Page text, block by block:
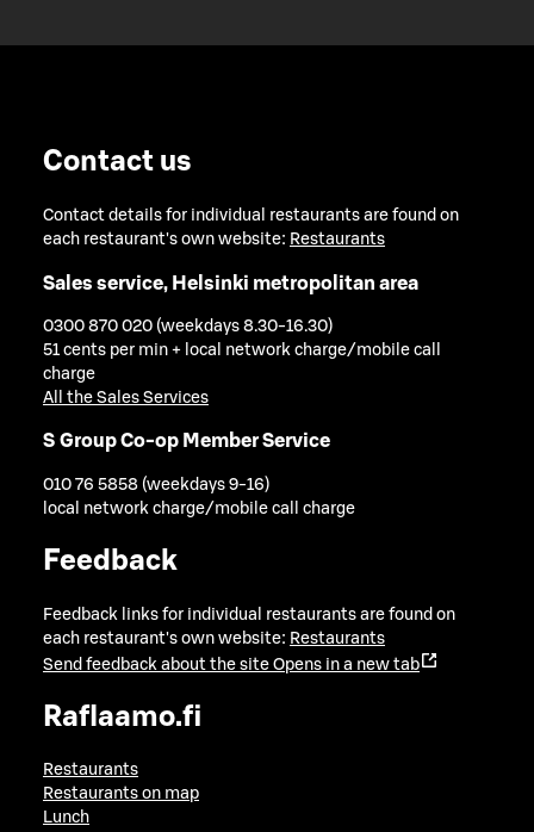
Contact us
Contact details for individual restaurants are found on
each restaurant's own website: Restaurants
Sales service, Helsinki metropolitan area
0300 870 020 (weekdays 8.30-16.30)
51 cents per min + local network charge/mobile call
charge
All the Sales Services
S Group Co-op Member Service
010 76 5858 (weekdays 9-16)
local network charge/mobile call charge
Feedback
Feedback links for individual restaurants are found on
each restaurant's own website: Restaurants
Send feedback about the site Opens in a new tab
Raflaamo.fi
Restaurants
Restaurants on map
Lunch